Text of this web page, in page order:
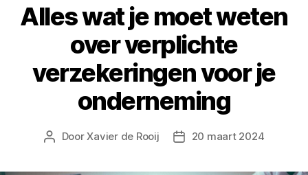
Alles wat je moet weten
over verplichte
verzekeringen voor je
onderneming
Berichtauteur
DoorXavier de Rooij Berichtdatum
20 maart 2024